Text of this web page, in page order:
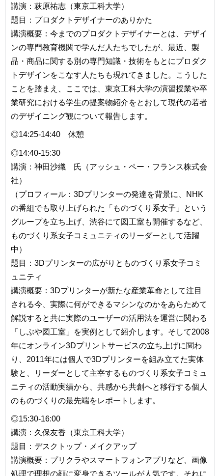
講演：萩原祐志（東京工科大学）
題目：プロダクトデザイナーのありかた
講演概要：今までのプロダクトデザイナーとは、デザイ
ンの専門教育機関で学んだ人たちでしたが、最近、製
品・商品に関する別の専門知識・技術をもとにプロダク
トデザインをこなす人たちも現れてきました。こうした
ことを踏まえ、ここでは、東京工科大学の演習授業や卒
業研究における学生の提案物紹介をとおして現代の若者
のデザイニング観について報告します。
◎14:25-14:40 休憩
◎14:40-15:30
講演：神田沙織 氏（アッシュ・ペー・フランス株式会
社）
（プロフィール：3Dプリンターの発達を背景に、NHK
の番組でも取り上げられた「ものづくり系女子」という
グループを立ち上げ、渋谷にて図工室も開催するなど、
ものづくり系女子コミュニティのリーダーとして活躍
中）
題目：3Dプリンターの広がりとものづくり系女子コミ
ュニティ
講演概要：3Dプリンターが新たな産業革命として注目
される今、実際に何ができるマシンなのかをあらためて
解説すると共に実際のユーザーの活用法を運営に関わる
「しぶや図工室」を実例として紹介します。そして2008
年にオンライン3Dプリントサービスの立ち上げに関わ
り、2011年には個人で3Dプリンターを組み立てた実体
験と、リーダーとして主宰するものづくり系女子コミュ
ニティの活動実績から、共感から共創へと移行する個人
のものづくりの最先端をレポートします。
◎15:30-16:00
講演：久保友香（東京工科大学）
題目：デスクトップ・メイクアップ
講演概要：プリクラやスマートフォンアプリなど、画像
処理で理想の顔に変身できるツールが人気です。それに